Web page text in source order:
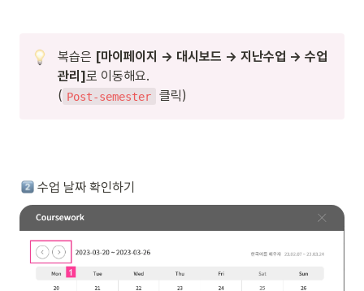
복습은 [마이페이지 → 대시보드 → 지난수업 → 수업
관리] 로 이동해요.
( Post-semester 클릭)
수업 날짜 확인하기